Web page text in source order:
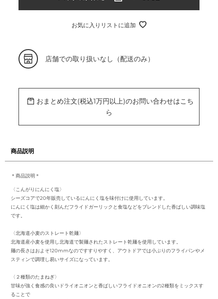
価
お気に入りリストに追加
カ
ー
ト
品
る
店舗での取り扱いなし（配送のみ）
おまとめ注文(税込1万円以上)のお問い合わせはこち
ら
商品説明
＊商品説明＊
〈こんがりにんにく塩〉
シーズコアで20年販売しているにんにく塩を味付けに使用しています。
にんにく塩は細かく刻んだフライドガーリックと食塩などをブレンドした香ばしい調味塩
です。
〈北海道小麦のストレート乾麺〉
北海道産小麦を使用し北海道で製麺されたストレート乾麺を使用しています。
麺の長さはおよそ120mmなのですすりやすく、アウトドアでは小ぶりのフライパンやメ
スティンで調理し易いサイズになっています。
〈２種類のたまねぎ〉
甘味が強く食感の良いドライオニオンと香ばしいフライドオニオンの2種類をミックスす
ることで